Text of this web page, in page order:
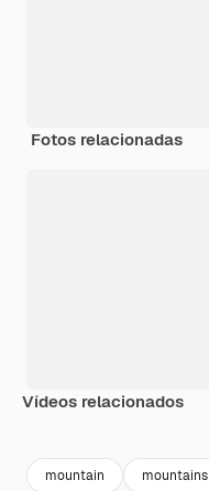
Fotos relacionadas
Vídeos relacionados
mountain mountains